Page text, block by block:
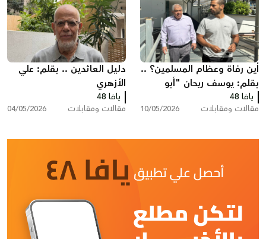
أين رفاة وعظام المسلمين؟ ..
بقلم: يوسف ريحان "أبو
حسام"
يافا 48
مقالات ومقابلات 10/05/2026
دليل العائدين .. بقلم: علي
الأزهري
يافا 48
مقالات ومقابلات 04/05/2026